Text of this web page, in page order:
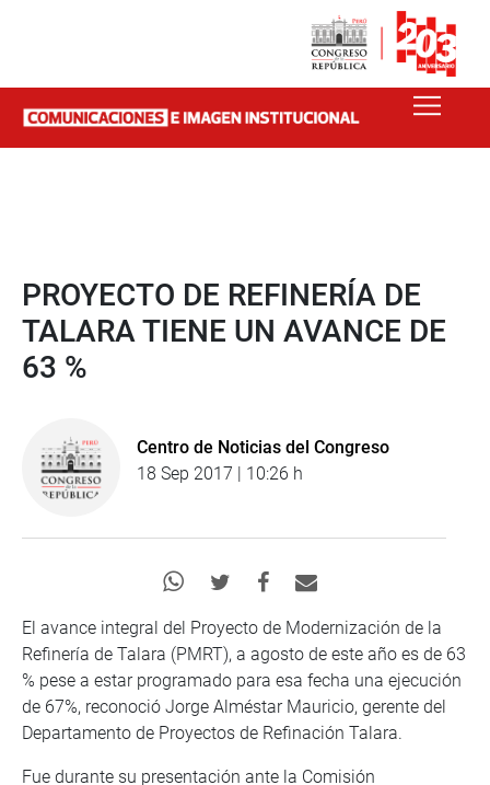
PROYECTO DE REFINERÍA DE
TALARA TIENE UN AVANCE DE
63 %
Centro de Noticias del Congreso
18 Sep 2017 | 10:26 h
El avance integral del Proyecto de Modernización de la
Refinería de Talara (PMRT), a agosto de este año es de 63
% pese a estar programado para esa fecha una ejecución
de 67%, reconoció Jorge Alméstar Mauricio, gerente del
Departamento de Proyectos de Refinación Talara.
Fue durante su presentación ante la Comisión